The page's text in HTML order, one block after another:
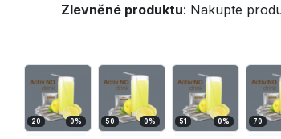
Zlevněné produktu: Nakupte
20 0% 50 0% 51 0% 70